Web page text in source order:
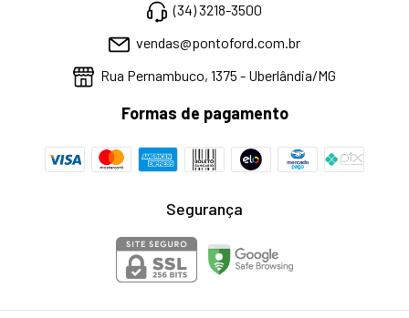
(34) 3218-3500
vendas@pontoford.com.br
Rua Pernambuco, 1375 - Uberlândia/MG
Formas de pagamento
Segurança